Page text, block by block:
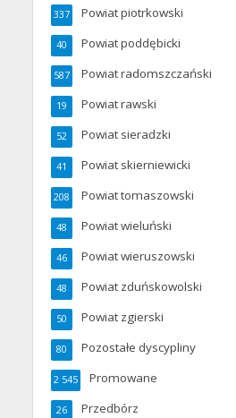
Powiat piotrkowski
337
Powiat poddębicki
40
Powiat radomszczański
587
Powiat rawski
19
Powiat sieradzki
52
Powiat skierniewicki
41
Powiat tomaszowski
208
Powiat wieluński
48
Powiat wieruszowski
46
Powiat zduńskowolski
48
Powiat zgierski
50
Pozostałe dyscypliny
80
Promowane
2 545
Przedbórz
26